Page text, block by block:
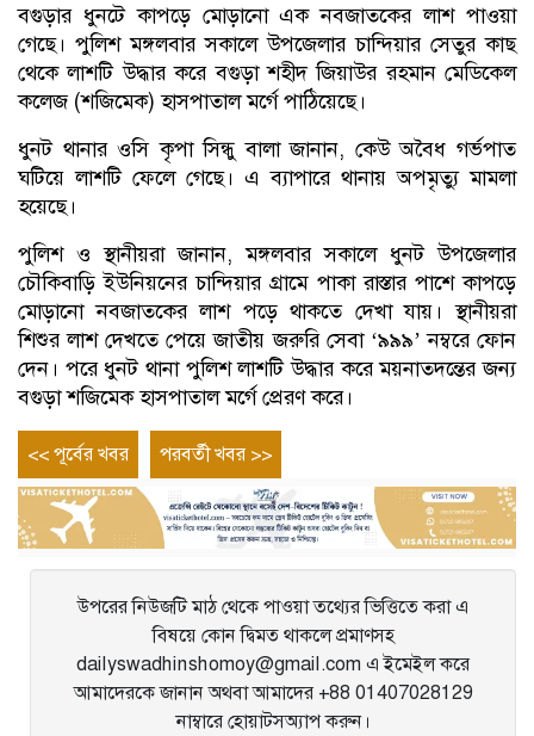
বগুড়ার ধুনটে কাপড়ে মোড়ানো এক নবজাতকের লাশ পাওয়া
গেছে। পুলিশ মঙ্গলবার সকালে উপজেলার চান্দিয়ার সেতুর কাছ
থেকে লাশটি উদ্ধার করে বগুড়া শহীদ জিয়াউর রহমান মেডিকেল
কলেজ (শজিমেক) হাসপাতাল মর্গে পাঠিয়েছে।
ধুনট থানার ওসি কৃপা সিন্ধু বালা জানান, কেউ অবৈধ গর্ভপাত
ঘটিয়ে লাশটি ফেলে গেছে। এ ব্যাপারে থানায় অপমৃত্যু মামলা
হয়েছে।
পুলিশ ও স্থানীয়রা জানান, মঙ্গলবার সকালে ধুনট উপজেলার
চৌকিবাড়ি ইউনিয়নের চান্দিয়ার গ্রামে পাকা রাস্তার পাশে কাপড়ে
মোড়ানো নবজাতকের লাশ পড়ে থাকতে দেখা যায়। স্থানীয়রা
শিশুর লাশ দেখতে পেয়ে জাতীয় জরুরি সেবা ‘৯৯৯’ নম্বরে ফোন
দেন। পরে ধুনট থানা পুলিশ লাশটি উদ্ধার করে ময়নাতদন্তের জন্য
বগুড়া শজিমেক হাসপাতাল মর্গে প্রেরণ করে।
Post
navigation
<< পূর্বের খবর
Previous
entry
পরবর্তী খবর >>
উপরের নিউজটি মাঠ থেকে পাওয়া তথ্যের ভিত্তিতে করা এ
বিষয়ে কোন দ্বিমত থাকলে প্রমাণসহ
dailyswadhinshomoy@gmail.com এ ইমেইল করে
আমাদেরকে জানান অথবা আমাদের +88 01407028129
নাম্বারে হোয়াটসঅ্যাপ করুন।